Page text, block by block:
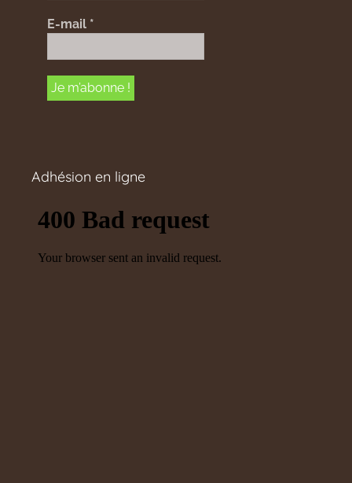
E-mail *
Adhésion en ligne